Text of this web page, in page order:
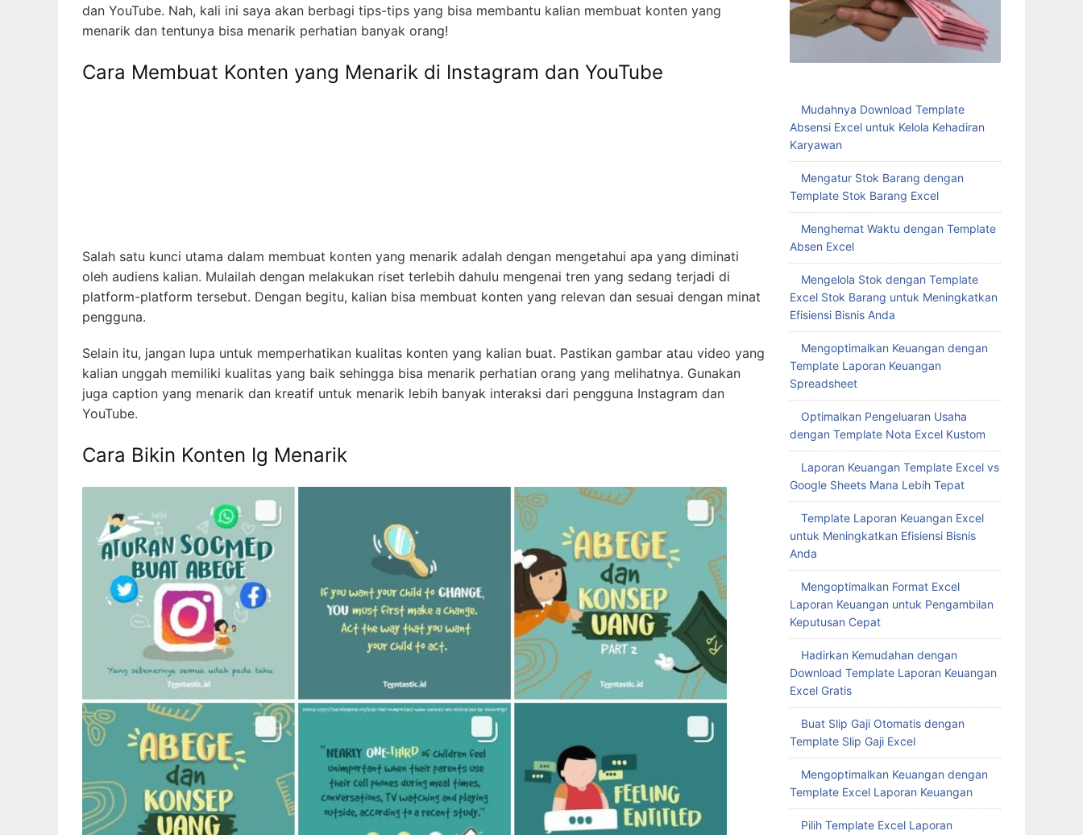
dan YouTube. Nah, kali ini saya akan berbagi tips-tips yang bisa membantu kalian membuat konten yang
menarik dan tentunya bisa menarik perhatian banyak orang!
Cara Membuat Konten yang Menarik di Instagram dan YouTube
Salah satu kunci utama dalam membuat konten yang menarik adalah dengan mengetahui apa yang diminati
oleh audiens kalian. Mulailah dengan melakukan riset terlebih dahulu mengenai tren yang sedang terjadi di
platform-platform tersebut. Dengan begitu, kalian bisa membuat konten yang relevan dan sesuai dengan minat
pengguna.
Selain itu, jangan lupa untuk memperhatikan kualitas konten yang kalian buat. Pastikan gambar atau video yang
kalian unggah memiliki kualitas yang baik sehingga bisa menarik perhatian orang yang melihatnya. Gunakan
juga caption yang menarik dan kreatif untuk menarik lebih banyak interaksi dari pengguna Instagram dan
YouTube.
Cara Bikin Konten Ig Menarik
Mudahnya Download Template
Absensi Excel untuk Kelola Kehadiran
Karyawan
Mengatur Stok Barang dengan
Template Stok Barang Excel
Menghemat Waktu dengan Template
Absen Excel
Mengelola Stok dengan Template
Excel Stok Barang untuk Meningkatkan
Efisiensi Bisnis Anda
Mengoptimalkan Keuangan dengan
Template Laporan Keuangan
Spreadsheet
Optimalkan Pengeluaran Usaha
dengan Template Nota Excel Kustom
Laporan Keuangan Template Excel vs
Google Sheets Mana Lebih Tepat
Template Laporan Keuangan Excel
untuk Meningkatkan Efisiensi Bisnis
Anda
Mengoptimalkan Format Excel
Laporan Keuangan untuk Pengambilan
Keputusan Cepat
Hadirkan Kemudahan dengan
Download Template Laporan Keuangan
Excel Gratis
Buat Slip Gaji Otomatis dengan
Template Slip Gaji Excel
Mengoptimalkan Keuangan dengan
Template Excel Laporan Keuangan
Pilih Template Excel Laporan